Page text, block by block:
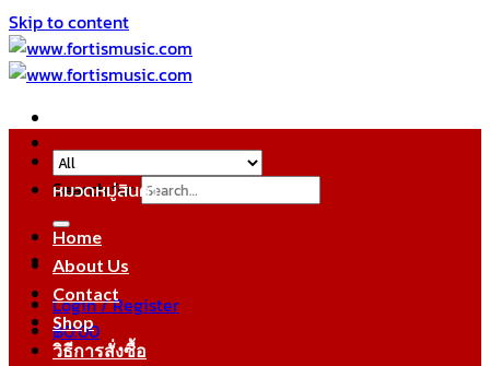
Skip to content
Search for:
Login / Register
฿0.00
หมวดหมู่สินค้า
Home
About Us
Contact
Shop
วิธีการสั่งซื้อ